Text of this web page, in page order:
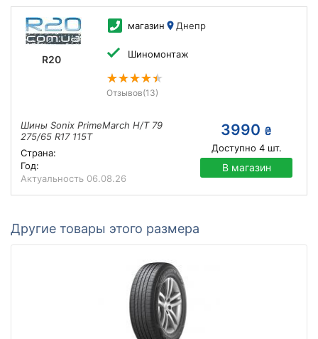
R20
магазин Днепр
Шиномонтаж
Отзывов(13)
Шины Sonix PrimeMarch H/T 79
275/65 R17 115T
Страна:
Год:
Актуальность 06.08.26
3990 ₴
Доступно 4шт.
В магазин
Другие товары этого размера